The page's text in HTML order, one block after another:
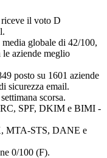
il voto D
globale di 42/100,
aziende meglio
posto su 1601 aziende
sicurezza email.
scorsa.
SPF, DKIM e BIMI -
MTA-STS, DANE e
0/100 (F).